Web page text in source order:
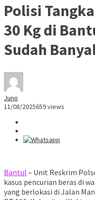
Polisi
30 Kg di
Sudah
Juno
11/08/2025659 views
Bantul – Unit Reskrim
kasus pencurian beras di
yang berlokasi di Jalan